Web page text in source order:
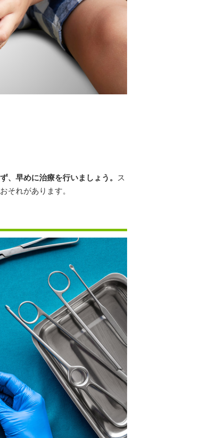
、早めに治療を行いましょう。
ス
それがあります。